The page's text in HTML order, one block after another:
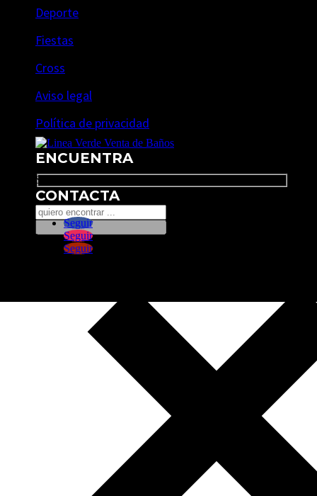
Deporte
Fiestas
Cross
Aviso legal
Política de privacidad
ENCUENTRA
Search
CONTACTA
Seguir
Seguir
Seguir